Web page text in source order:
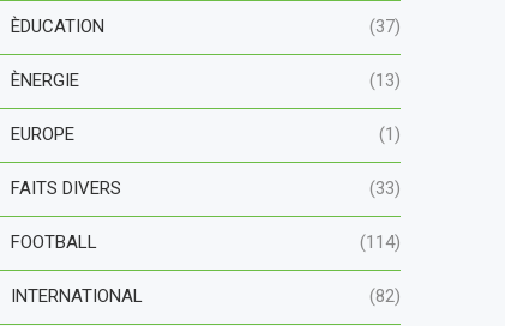
ÈDUCATION (37)
ÈNERGIE (13)
EUROPE (1)
FAITS DIVERS (33)
FOOTBALL (114)
INTERNATIONAL (82)